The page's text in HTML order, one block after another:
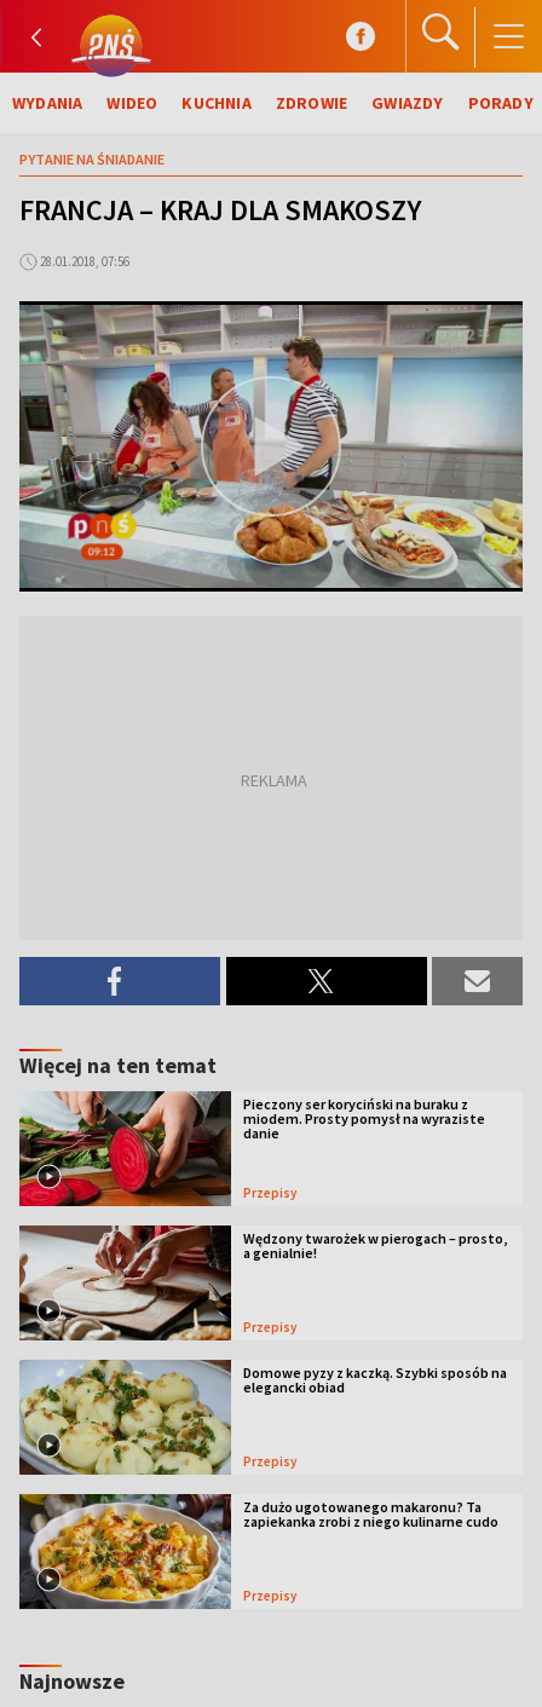
WYDANIA WIDEO KUCHNIA ZDROWIE GWIAZDY PORADY
PYTANIE NA ŚNIADANIE
FRANCJA – KRAJ DLA SMAKOSZY
28.01.2018, 07:56
Więcej na ten temat
Pieczony ser koryciński na buraku z
miodem. Prosty pomysł na wyraziste
danie
Przepisy
Wędzony twarożek w pierogach – prosto,
a genialnie!
Przepisy
Domowe pyzy z kaczką. Szybki sposób na
elegancki obiad
Przepisy
Za dużo ugotowanego makaronu? Ta
zapiekanka zrobi z niego kulinarne cudo
Przepisy
Najnowsze